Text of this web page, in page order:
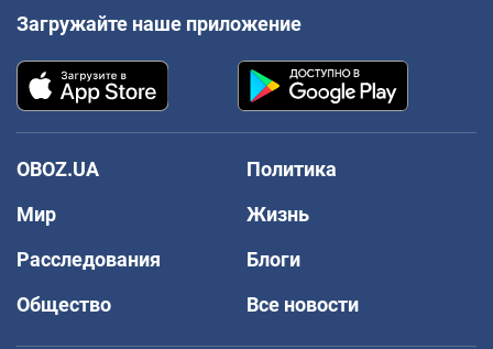
Загружайте наше приложение
OBOZ.UA
Политика
Мир
Жизнь
Расследования
Блоги
Общество
Все новости